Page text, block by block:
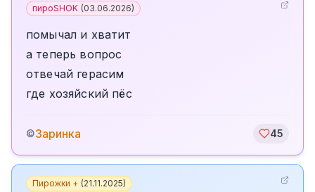
пироSHOK (03.06.2026)
помычал и хватит
а теперь вопрос
отвечай герасим
где хозяйский пёс
©Заринка 45
Пирожки + (21.11.2025)